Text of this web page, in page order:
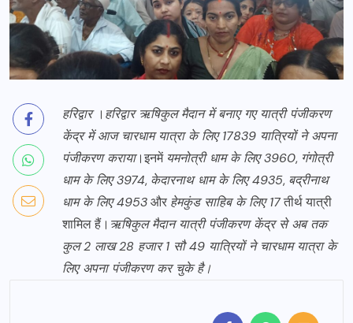
हरिद्वार । हरिद्वार ऋषिकुल मैदान में बनाए गए यात्री पंजीकरण
केंद्र में आज चारधाम यात्रा के लिए 17839 यात्रियों ने अपना
पंजीकरण कराया।इनमें यमनोत्री धाम के लिए 3960, गंगोत्री
धाम के लिए 3974, केदारनाथ धाम के लिए 4935, बद्रीनाथ
धाम के लिए 4953और हेमकुंड साहिब के लिए 17तीर्थ यात्री
शामिल हैं। ऋषिकुल मैदान यात्री पंजीकरण केंद्र से अब तक
कुल 2 लाख 28 हजार 1 सौ 49 यात्रियों ने चारधाम यात्रा के
लिए अपना पंजीकरण कर चुके है।